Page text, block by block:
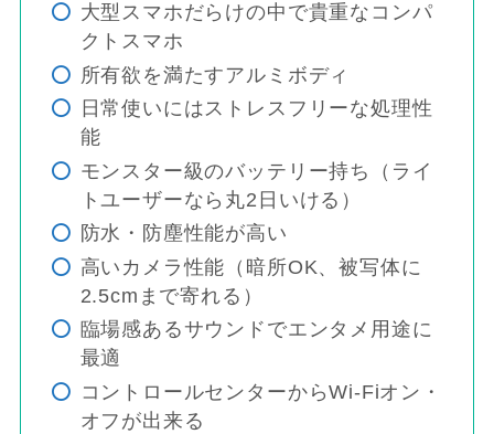
大型スマホだらけの中で貴重なコンパ
クトスマホ
所有欲を満たすアルミボディ
日常使いにはストレスフリーな処理性
能
モンスター級のバッテリー持ち（ライ
トユーザーなら丸2日いける）
防水・防塵性能が高い
高いカメラ性能（暗所OK、被写体に
2.5cmまで寄れる）
臨場感あるサウンドでエンタメ用途に
最適
コントロールセンターからWi-Fiオン・
オフが出来る